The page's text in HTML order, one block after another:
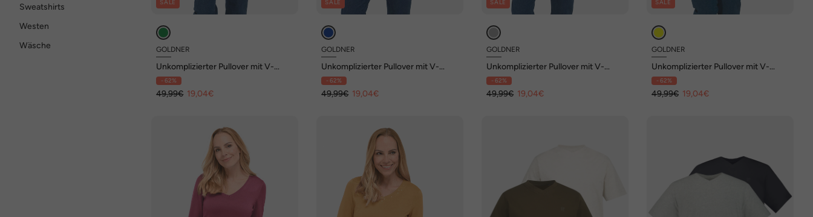
Sweatshirts
Westen
Wäsche
SALE
GOLDNER
Unkomplizierter Pullover mit V-
Ausschnitt
- 62%
49,99€ 19,04€
SALE
GOLDNER
Unkomplizierter Pullover mit V-
Ausschnitt
- 62%
49,99€ 19,04€
SALE
GOLDNER
Unkomplizierter Pullover mit V-
Ausschnitt
- 62%
49,99€ 19,04€
SALE
GOLDNER
Unkomplizierter Pullover mit V-
Ausschnitt
- 62%
49,99€ 19,04€